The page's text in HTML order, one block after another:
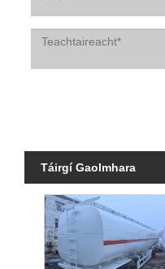
Táirgí Gaolmhara